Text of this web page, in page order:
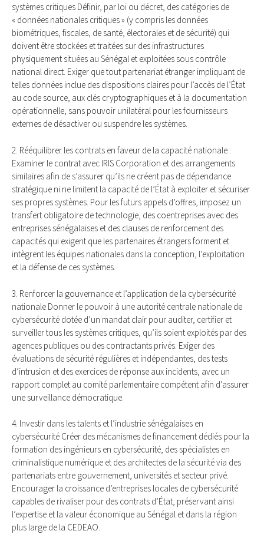
systèmes critiques Définir, par loi ou décret, des catégories de
« données nationales critiques » (y compris les données
biométriques, fiscales, de santé, électorales et de sécurité) qui
doivent être stockées et traitées sur des infrastructures
physiquement situées au Sénégal et exploitées sous contrôle
national direct. Exiger que tout partenariat étranger impliquant de
telles données inclue des dispositions claires pour l’accès de l’État
au code source, aux clés cryptographiques et à la documentation
opérationnelle, sans pouvoir unilatéral pour les fournisseurs
externes de désactiver ou suspendre les systèmes.
2. Rééquilibrer les contrats en faveur de la capacité nationale :
Examiner le contrat avec IRIS Corporation et des arrangements
similaires afin de s’assurer qu’ils ne créent pas de dépendance
stratégique ni ne limitent la capacité de l’État à exploiter et sécuriser
ses propres systèmes. Pour les futurs appels d’offres, imposez un
transfert obligatoire de technologie, des coentreprises avec des
entreprises sénégalaises et des clauses de renforcement des
capacités qui exigent que les partenaires étrangers forment et
intègrent les équipes nationales dans la conception, l’exploitation
et la défense de ces systèmes.
3. Renforcer la gouvernance et l’application de la cybersécurité
nationale Donner le pouvoir à une autorité centrale nationale de
cybersécurité dotée d’un mandat clair pour auditer, certifier et
surveiller tous les systèmes critiques, qu’ils soient exploités par des
agences publiques ou des contractants privés. Exiger des
évaluations de sécurité régulières et indépendantes, des tests
d’intrusion et des exercices de réponse aux incidents, avec un
rapport complet au comité parlementaire compétent afin d’assurer
une surveillance démocratique.
4. Investir dans les talents et l’industrie sénégalaises en
cybersécurité Créer des mécanismes de financement dédiés pour la
formation des ingénieurs en cybersécurité, des spécialistes en
criminalistique numérique et des architectes de la sécurité via des
partenariats entre gouvernement, universités et secteur privé.
Encourager la croissance d’entreprises locales de cybersécurité
capables de rivaliser pour des contrats d’État, préservant ainsi
l’expertise et la valeur économique au Sénégal et dans la région
plus large de la CEDEAO.